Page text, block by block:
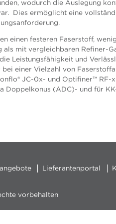
wodurch die Auslegung
Dies ermöglicht eine
einen festeren Faserstoff,
als mit vergleichbaren Refiner-
Leistungsfähigkeit und
bei einer Vielzahl von
JC-0x- und Optifiner™ RF-
Doppelkonus (ADC)- und für
Lieferantenportal
vorbehalten